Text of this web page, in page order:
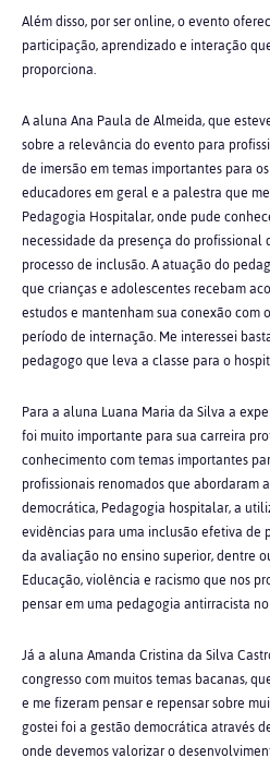
Além disso, por ser online, o evento
participação, aprendizado e interação
proporciona.
A aluna Ana Paula de Almeida, que
sobre a relevância do evento para
de imersão em temas importantes para
educadores em geral e a palestra que
Pedagogia Hospitalar, onde pude
necessidade da presença do
processo de inclusão. A atuação do
que crianças e adolescentes recebam
estudos e mantenham sua conexão
período de internação. Me interessei
pedagogo que leva a classe para o
Para a aluna Luana Maria da Silva a
foi muito importante para sua carreira
conhecimento com temas importantes
profissionais renomados que abordaram
democrática, Pedagogia hospitalar, a
evidências para uma inclusão efetiva de
da avaliação no ensino superior, dentre
Educação, violência e racismo que nos
pensar em uma pedagogia antirracista
Já a aluna Amanda Cristina da Silva
congresso com muitos temas bacanas,
e me fizeram pensar e repensar sobre
gostei foi a gestão democrática através
onde devemos valorizar o